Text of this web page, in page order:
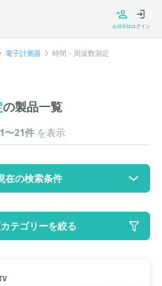
会員登録ログイン
電子計測器 時間・周波数測定
の製品一覧
1〜21件 を表示
在の検索条件
定
テゴリーを絞る